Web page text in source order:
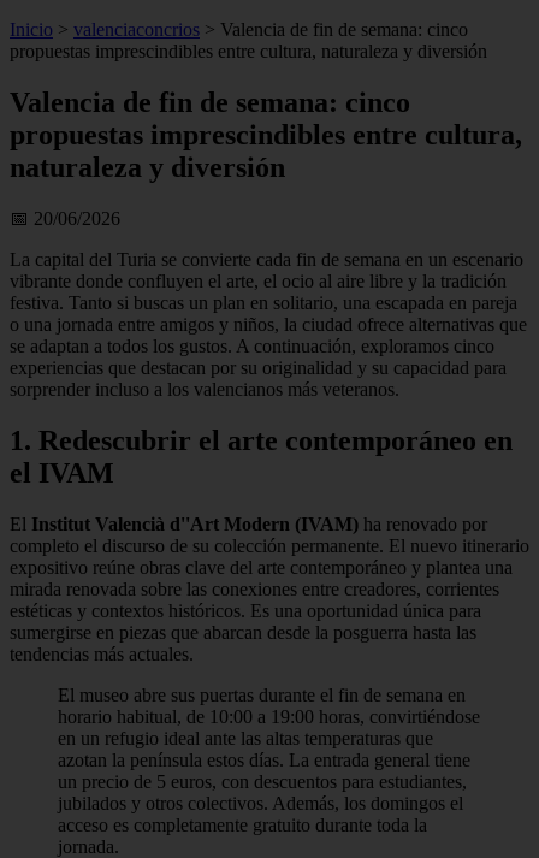
Inicio > valenciaconcrios > Valencia de fin de semana: cinco
propuestas imprescindibles entre cultura, naturaleza y diversión
Valencia de fin de semana: cinco
propuestas imprescindibles entre cultura,
naturaleza y diversión
📅 20/06/2026
La capital del Turia se convierte cada fin de semana en un escenario
vibrante donde confluyen el arte, el ocio al aire libre y la tradición
festiva. Tanto si buscas un plan en solitario, una escapada en pareja
o una jornada entre amigos y niños, la ciudad ofrece alternativas que
se adaptan a todos los gustos. A continuación, exploramos cinco
experiencias que destacan por su originalidad y su capacidad para
sorprender incluso a los valencianos más veteranos.
1. Redescubrir el arte contemporáneo en
el IVAM
El Institut Valencià d''Art Modern (IVAM) ha renovado por
completo el discurso de su colección permanente. El nuevo itinerario
expositivo reúne obras clave del arte contemporáneo y plantea una
mirada renovada sobre las conexiones entre creadores, corrientes
estéticas y contextos históricos. Es una oportunidad única para
sumergirse en piezas que abarcan desde la posguerra hasta las
tendencias más actuales.
El museo abre sus puertas durante el fin de semana en
horario habitual, de 10:00 a 19:00 horas, convirtiéndose
en un refugio ideal ante las altas temperaturas que
azotan la península estos días. La entrada general tiene
un precio de 5 euros, con descuentos para estudiantes,
jubilados y otros colectivos. Además, los domingos el
acceso es completamente gratuito durante toda la
jornada.